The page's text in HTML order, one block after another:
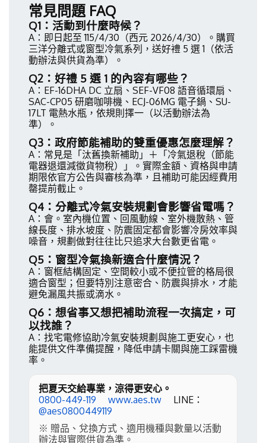
常見問題 FAQ
Q1：活動到什麼時候？
A：即日起至 115/4/30（西元 2026/4/30）。購買
三洋分離式或窗型冷氣系列，送好禮 5 選 1（依活
動辦法與供貨為準）。
Q2：好禮 5 選 1 的內容有哪些？
A：EF-16DHA DC 立扇、SEF-VF08 語音循環扇、
SAC-CP05 研磨咖啡機、ECJ-06MG 電子鍋、SU-
17LT 電熱水瓶，依規則擇一（以活動辦法為
準）。
Q3：政府節能補助的雙重優惠怎麼理解？
A：常見是「汰舊換新補助」＋「冷氣退稅（節能
電器退還減徵貨物稅）」。實際金額、資格與申請
期限依官方公告與審核為準，且補助可能因經費用
罄提前截止。
Q4：分離式冷氣安裝規劃會影響省電嗎？
A：會。室內機位置、回風動線、室外機散熱、管
線長度、排水坡度、防震固定都會影響冷房效率與
噪音，規劃做對往往比只追求大台數更省電。
Q5：窗型冷氣換新適合什麼情況？
A：窗框結構固定、空間較小或不便拉管的格局很
適合窗型；但要特別注意密合、防震與排水，才能
避免漏風共振或滴水。
Q6：想省事又想把補助流程一次搞定，可
以找誰？
A：找宅電修協助冷氣安裝規劃與施工更安心，也
能提供文件準備提醒，降低申請卡關與施工踩雷機
率。
把夏天交給專業，涼得更安心。
0800-449-119
www.aes.tw LINE：
@aes0800449119
※ 贈品、兌換方式、適用機種與數量以活動
辦法與實際供貨為準。